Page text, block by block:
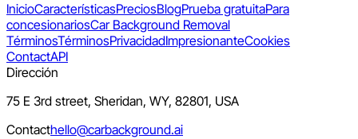
InicioCaracterísticasPreciosBlogPrueba gratuitaPara
concesionariosCar Background Removal
TérminosTérminosPrivacidadImpresionanteCookies
ContactAPI
Dirección
75 E 3rd street, Sheridan, WY, 82801, USA
Contacthello@carbackground.ai